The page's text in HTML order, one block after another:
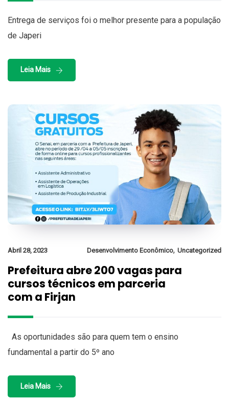
Entrega de serviços foi o melhor presente para a população
de Japeri
Leia Mais
Abril 28, 2023 Desenvolvimento Econômico, Uncategorized
Prefeitura abre 200 vagas para
cursos técnicos em parceria
com a Firjan
As oportunidades são para quem tem o ensino
fundamental a partir do 5º ano
Leia Mais